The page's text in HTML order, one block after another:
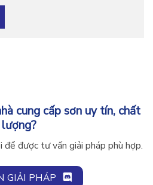
cung cấp sơn uy tín, chất
lượng?
để được tư vấn giải pháp phù hợp.
GIẢI PHÁP